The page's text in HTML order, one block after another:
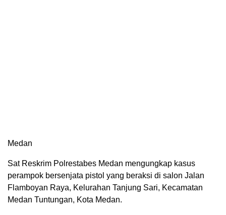
Medan
Sat Reskrim Polrestabes Medan mengungkap kasus
perampok bersenjata pistol yang beraksi di salon Jalan
Flamboyan Raya, Kelurahan Tanjung Sari, Kecamatan
Medan Tuntungan, Kota Medan.